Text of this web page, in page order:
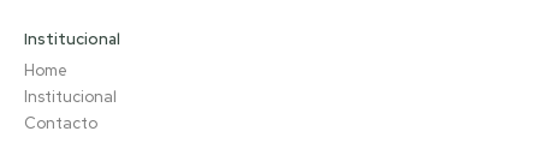
Institucional
Home
Institucional
Contacto